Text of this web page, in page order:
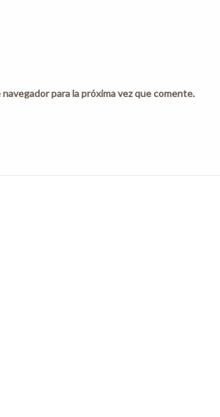
para la próxima vez que comente.